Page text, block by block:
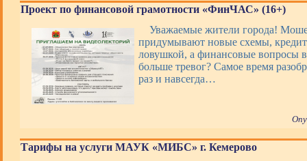
Проект по финансовой грамотности «ФинЧАС» (16+)
Уважаемые жители города!
придумывают новые схемы,
ловушкой, а финансовые вопросы
больше тревог? Самое время
раз и навсегда…
Тарифы на услуги МАУК «МИБС» г. Кемерово